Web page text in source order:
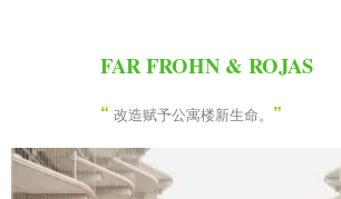
FAR FROHN & ROJAS
“ 改造赋予公寓楼新生命。 ”